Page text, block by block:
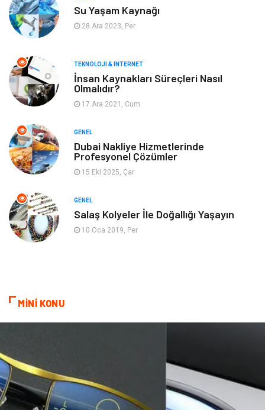
Keyif & Hobi Organizasyon
Gayrimenkul Spor
Finans& Ekonomi Anne & Çocuk
Genel Kültür
Ev İşleri
Mobilya
Astroloji
Pet Malzemeleri
Su Yaşam Kaynağı
28 Ara 2023, Per
TEKNOLOJI & İNTERNET
İnsan Kaynakları Süreçleri Nasıl
Olmalıdır?
17 Ara 2021, Cum
GENEL
Dubai Nakliye Hizmetlerinde
Profesyonel Çözümler
15 Eki 2025, Çar
GENEL
Salaş Kolyeler İle Doğallığı Yaşayın
10 Oca 2019, Per
MİNİ KONU